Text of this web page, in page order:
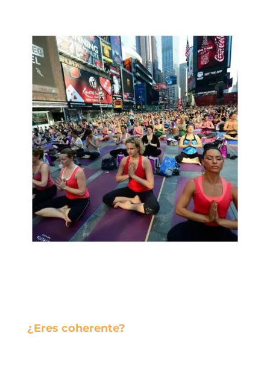
¿Eres coherente?